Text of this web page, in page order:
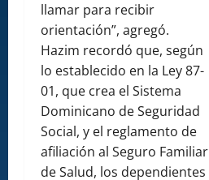
llamar para recibir
orientación”, agregó.
Hazim recordó que, según
lo establecido en la Ley 87-
01, que crea el Sistema
Dominicano de Seguridad
Social, y el reglamento de
afiliación al Seguro Familiar
de Salud, los dependientes